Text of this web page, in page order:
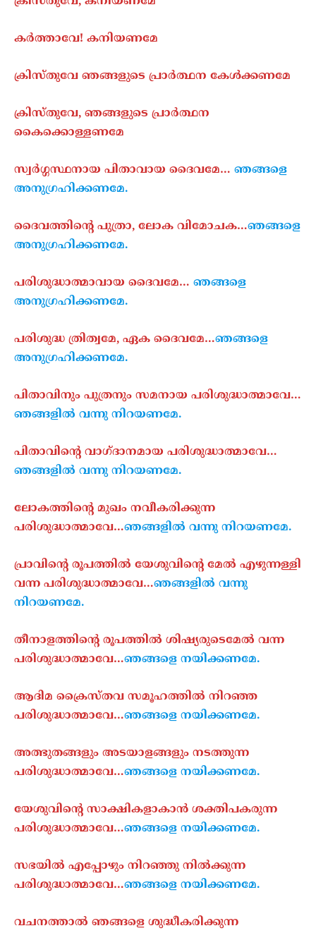
കർത്താവേ! കനിയണമേ
ക്രിസ്തുവേ ഞങ്ങളുടെ പ്രാർത്ഥന കേൾക്കണമേ
ക്രിസ്തുവേ, ഞങ്ങളുടെ പ്രാർത്ഥന
കൈക്കൊള്ളണമേ
സ്വർഗ്ഗസ്ഥനായ പിതാവായ ദൈവമേ… ഞങ്ങളെ
അനുഗ്രഹിക്കണമേ.
ദൈവത്തിന്റെ പുത്രാ, ലോക വിമോചക…ഞങ്ങളെ
അനുഗ്രഹിക്കണമേ.
പരിശുദ്ധാത്മാവായ ദൈവമേ… ഞങ്ങളെ
അനുഗ്രഹിക്കണമേ.
പരിശുദ്ധ ത്രിത്വമേ, ഏക ദൈവമേ…ഞങ്ങളെ
അനുഗ്രഹിക്കണമേ.
പിതാവിനും പുത്രനും സമനായ പരിശുദ്ധാത്മാവേ…
ഞങ്ങളിൽ വന്നു നിറയണമേ.
പിതാവിന്റെ വാഗ്ദാനമായ പരിശുദ്ധാത്മാവേ…
ഞങ്ങളിൽ വന്നു നിറയണമേ.
ലോകത്തിന്റെ മുഖം നവീകരിക്കുന്ന
പരിശുദ്ധാത്മാവേ…ഞങ്ങളിൽ വന്നു നിറയണമേ.
പ്രാവിന്റെ രൂപത്തിൽ യേശുവിന്റെ മേൽ എഴുന്നള്ളി
വന്ന പരിശുദ്ധാത്മാവേ…ഞങ്ങളിൽ വന്നു
നിറയണമേ.
തീനാളത്തിന്റെ രൂപത്തിൽ ശിഷ്യരുടെമേൽ വന്ന
പരിശുദ്ധാത്മാവേ…ഞങ്ങളെ നയിക്കണമേ.
ആദിമ ക്രൈസ്തവ സമൂഹത്തിൽ നിറഞ്ഞ
പരിശുദ്ധാത്മാവേ…ഞങ്ങളെ നയിക്കണമേ.
അത്ഭുതങ്ങളും അടയാളങ്ങളും നടത്തുന്ന
പരിശുദ്ധാത്മാവേ…ഞങ്ങളെ നയിക്കണമേ.
യേശുവിന്റെ സാക്ഷികളാകാൻ ശക്തിപകരുന്ന
പരിശുദ്ധാത്മാവേ…ഞങ്ങളെ നയിക്കണമേ.
സഭയിൽ എപ്പോഴും നിറഞ്ഞു നിൽക്കുന്ന
പരിശുദ്ധാത്മാവേ…ഞങ്ങളെ നയിക്കണമേ.
വചനത്താൽ ഞങ്ങളെ ശുദ്ധീകരിക്കുന്ന